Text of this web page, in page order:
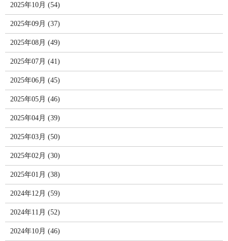
2025年10月 (54)
2025年09月 (37)
2025年08月 (49)
2025年07月 (41)
2025年06月 (45)
2025年05月 (46)
2025年04月 (39)
2025年03月 (50)
2025年02月 (30)
2025年01月 (38)
2024年12月 (59)
2024年11月 (52)
2024年10月 (46)